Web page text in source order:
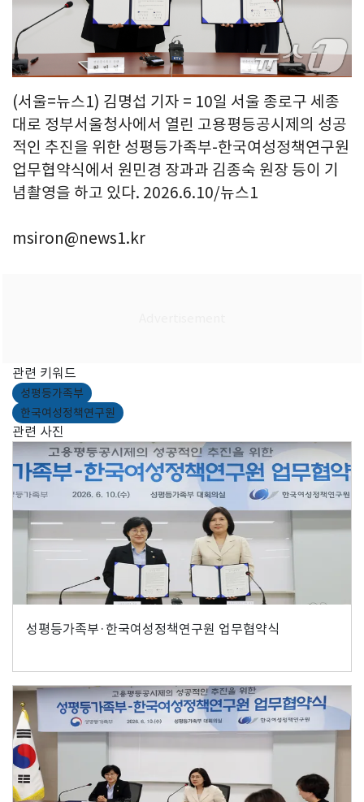
(서울=뉴스1) 김명섭 기자 = 10일 서울 종로구 세종
대로 정부서울청사에서 열린 고용평등공시제의 성공
적인 추진을 위한 성평등가족부-한국여성정책연구원
업무협약식에서 원민경 장과과 김종숙 원장 등이 기
념촬영을 하고 있다. 2026.6.10/뉴스1
msiron@news1.kr
관련 키워드
성평등가족부
한국여성정책연구원
관련 사진
성평등가족부·한국여성정책연구원 업무협약식